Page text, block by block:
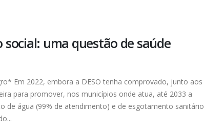
uma questão de saúde
Em 2022, embora a DESO tenha comprovado, junto aos
para promover, nos municípios onde atua, até 2033 a
de água (99% de atendimento) e de esgotamento sanitário